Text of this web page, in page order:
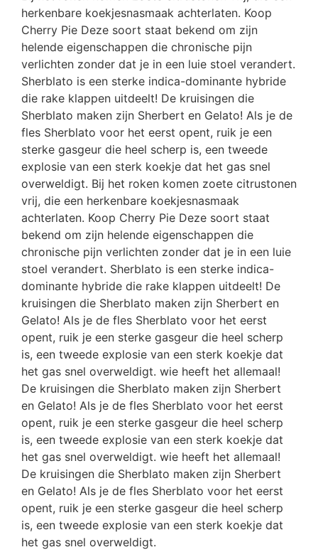
herkenbare koekjesnasmaak achterlaten. Koop
Cherry Pie Deze soort staat bekend om zijn
helende eigenschappen die chronische pijn
verlichten zonder dat je in een luie stoel verandert.
Sherblato is een sterke indica-dominante hybride
die rake klappen uitdeelt! De kruisingen die
Sherblato maken zijn Sherbert en Gelato! Als je de
fles Sherblato voor het eerst opent, ruik je een
sterke gasgeur die heel scherp is, een tweede
explosie van een sterk koekje dat het gas snel
overweldigt. Bij het roken komen zoete citrustonen
vrij, die een herkenbare koekjesnasmaak
achterlaten. Koop Cherry Pie Deze soort staat
bekend om zijn helende eigenschappen die
chronische pijn verlichten zonder dat je in een luie
stoel verandert. Sherblato is een sterke indica-
dominante hybride die rake klappen uitdeelt! De
kruisingen die Sherblato maken zijn Sherbert en
Gelato! Als je de fles Sherblato voor het eerst
opent, ruik je een sterke gasgeur die heel scherp
is, een tweede explosie van een sterk koekje dat
het gas snel overweldigt. wie heeft het allemaal!
De kruisingen die Sherblato maken zijn Sherbert
en Gelato! Als je de fles Sherblato voor het eerst
opent, ruik je een sterke gasgeur die heel scherp
is, een tweede explosie van een sterk koekje dat
het gas snel overweldigt. wie heeft het allemaal!
De kruisingen die Sherblato maken zijn Sherbert
en Gelato! Als je de fles Sherblato voor het eerst
opent, ruik je een sterke gasgeur die heel scherp
is, een tweede explosie van een sterk koekje dat
het gas snel overweldigt.